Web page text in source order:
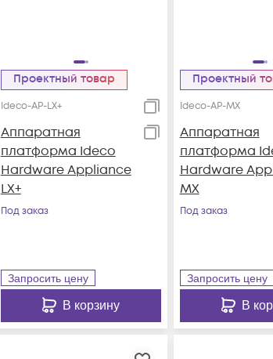
Проектный товар
Ideco-AP-LX+
Аппаратная
платформа Ideco
Hardware Appliance
LX+
Под заказ
Запросить цену
В корзину
Проектный
Ideco-AP-MX
Аппаратная
платформа
Hardware
MX
Под заказ
Запросить цену
В